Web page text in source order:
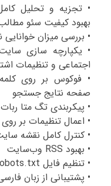
• تجزیه‌ و تحلیل
بهبود کیفیت سئو
• بررسی میزان
• یکپارچه‌ سازی
اجتماعی و تنظیمات
• فوکوس بر روی
صفحه نتایج جستجو
• پیکربندی تگ متا ربات
• اعمال تنظیمات بر
• کنترل کامل نقشه
• بهبود RSS وب‌سایت
• تنظیم فایل robots.txt و .htaccess
• پشتیبانی از زبان